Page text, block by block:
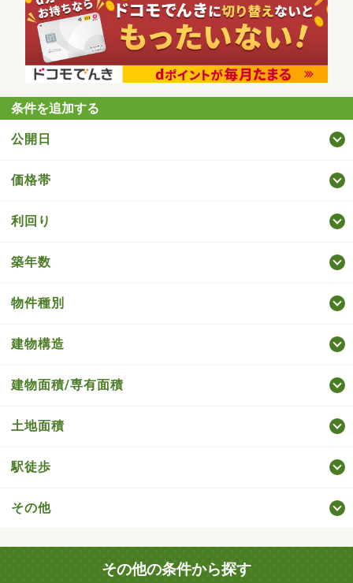
条件を追加する
公開日
価格帯
利回り
築年数
物件種別
建物構造
建物面積/専有面積
土地面積
駅徒歩
その他
その他の条件から探す